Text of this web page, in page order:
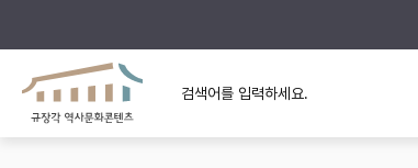
규장각의 어제와 오늘
사료와 문학으로 본